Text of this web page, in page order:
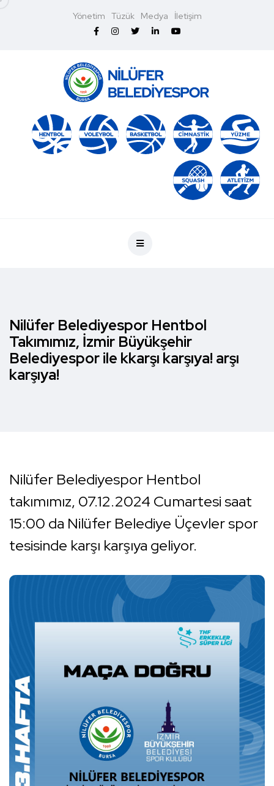
Yönetim Tüzük Medya İletişim
Nilüfer Belediyespor Hentbol
Takımımız, İzmir Büyükşehir
Belediyespor ile kkarşı karşıya! arşı
karşıya!
Nilüfer Belediyespor Hentbol
takımımız, 07.12.2024 Cumartesi saat
15:00 da Nilüfer Belediye Üçevler spor
tesisinde karşı karşıya geliyor.